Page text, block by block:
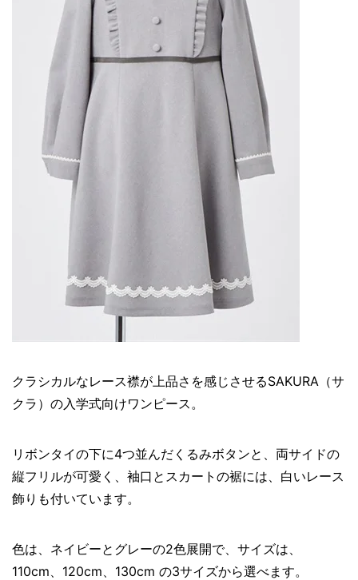
クラシカルなレース襟が上品さを感じさせるSAKURA（サ
クラ）の入学式向けワンピース。
リボンタイの下に4つ並んだくるみボタンと、両サイドの
縦フリルが可愛く、袖口とスカートの裾には、白いレース
飾りも付いています。
色は、ネイビーとグレーの2色展開で、サイズは、
110cm、120cm、130cm の3サイズから選べます。